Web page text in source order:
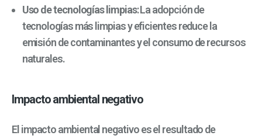
Uso de tecnologías limpias: La adopción de
tecnologías más limpias y eficientes reduce la
emisión de contaminantes y el consumo de recursos
naturales.
Impacto ambiental negativo
El impacto ambiental negativo es el resultado de